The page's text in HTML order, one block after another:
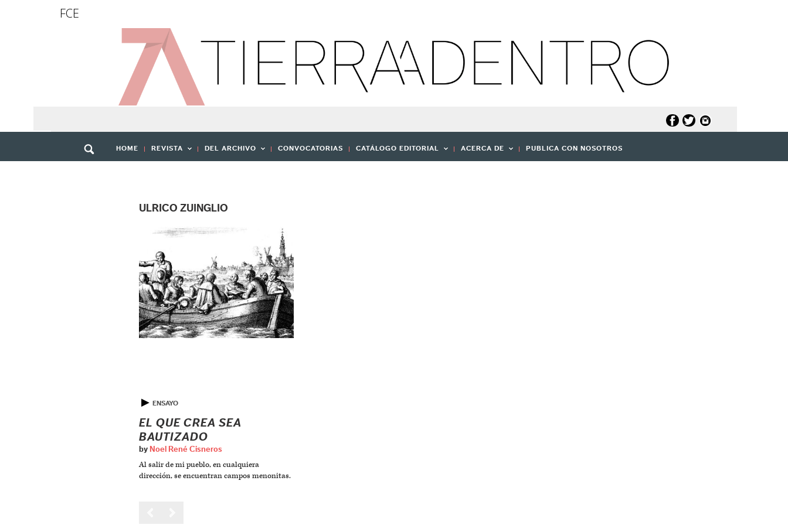
FCE
HOME REVISTA DEL ARCHIVO CONVOCATORIAS CATÁLOGO EDITORIAL ACERCA DE PUBLICA CON NOSOTROS
ULRICO ZUINGLIO
▶ ENSAYO
EL QUE CREA SEA
BAUTIZADO
by Noel René Cisneros
Al salir de mi pueblo, en cualquiera
dirección, se encuentran campos menonitas.